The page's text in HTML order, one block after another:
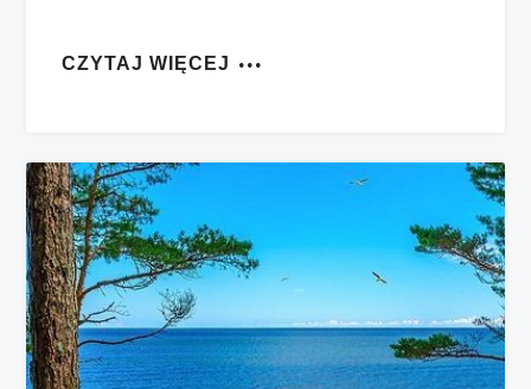
CZYTAJ WIĘCEJ